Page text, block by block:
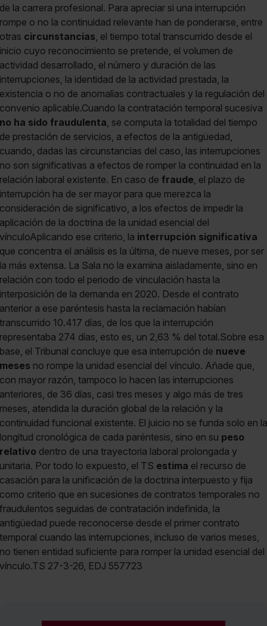
de la carrera profesional. Para apreciar si una interrupción
rompe o no la continuidad relevante han de ponderarse, entre
otras circunstancias, el tiempo total transcurrido desde el
inicio cuyo reconocimiento se pretende, el volumen de
actividad desarrollado, el número y duración de las
interrupciones, la identidad de la actividad prestada, la
existencia o no de anomalías contractuales y la regulación del
convenio aplicable.Cuando la contratación temporal sucesiva
no ha sido fraudulenta, se computa la totalidad del tiempo
de prestación de servicios, a efectos de la antigüedad,
cuando, dadas las circunstancias del caso, las interrupciones
no son significativas a efectos de romper la continuidad en la
relación laboral existente. En caso de fraude, el plazo de
interrupción ha de ser mayor para que merezca la
consideración de significativo, a los efectos de impedir la
aplicación de la doctrina de la unidad esencial del
vínculoAplicando ese criterio, la interrupción significativa
que concentra el análisis es la última, de nueve meses, por ser
la más extensa. La Sala no la examina aisladamente, sino en
relación con todo el periodo de vinculación hasta la
interposición de la demanda en 2020. Desde el contrato
anterior a ese paréntesis hasta la reclamación habían
transcurrido 10.417 días, de los que la interrupción
representaba 274 días, esto es, un 2,63 % del total.Sobre esa
base, el Tribunal concluye que esa interrupción de nueve
meses no rompe la unidad esencial del vínculo. Añade que,
con mayor razón, tampoco lo hacen las interrupciones
anteriores, de 36 días, casi tres meses y algo más de tres
meses, atendida la duración global de la relación y la
continuidad funcional existente. El juicio no se funda solo en la
longitud cronológica de cada paréntesis, sino en su peso
relativo dentro de una trayectoria laboral prolongada y
unitaria. Por todo lo expuesto, el TS estima el recurso de
casación para la unificación de la doctrina interpuesto y fija
como criterio que en sucesiones de contratos temporales no
fraudulentos seguidas de contratación indefinida, la
antigüedad puede reconocerse desde el primer contrato
temporal cuando las interrupciones, incluso de varios meses,
no tienen entidad suficiente para romper la unidad esencial del
vínculo.TS 27-3-26, EDJ 557723